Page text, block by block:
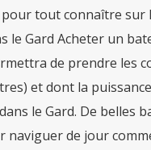
pour tout connaître sur
Gard Acheter un
de prendre les
et dont la
le Gard. De belles
de jour